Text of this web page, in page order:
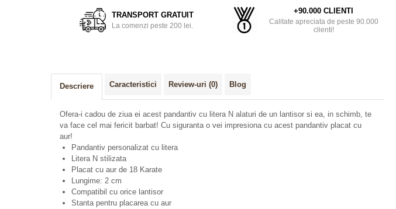
TRANSPORT GRATUIT
La comenzi peste 200 lei.
+90.000 CLIENTI
Calitate apreciata de peste 90.000
clienti!
Descriere Caracteristici Review-uri (0) Blog
Ofera-i cadou de ziua ei acest pandantiv cu litera N alaturi de un lantisor si ea, in schimb, te
va face cel mai fericit barbat! Cu siguranta o vei impresiona cu acest pandantiv placat cu
aur!
Pandantiv personalizat cu litera
Litera N stilizata
Placat cu aur de 18 Karate
Lungime: 2 cm
Compatibil cu orice lantisor
Stanta pentru placarea cu aur